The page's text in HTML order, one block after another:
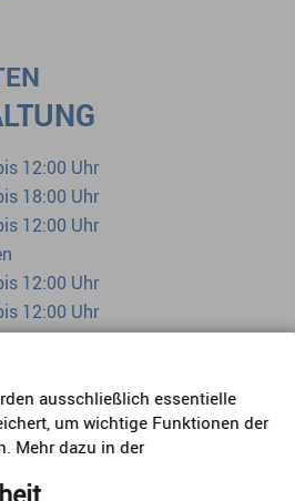
12:00 Uhr
18:00 Uhr
12:00 Uhr
12:00 Uhr
12:00 Uhr
ab 07:00 Uhr
ausschließlich essentielle
um wichtige Funktionen der
Mehr dazu in der